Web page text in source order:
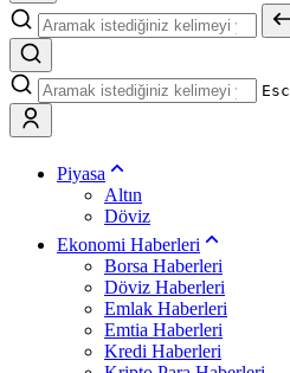
Esc
Piyasa
Altın
Döviz
Ekonomi Haberleri
Borsa Haberleri
Döviz Haberleri
Emlak Haberleri
Emtia Haberleri
Kredi Haberleri